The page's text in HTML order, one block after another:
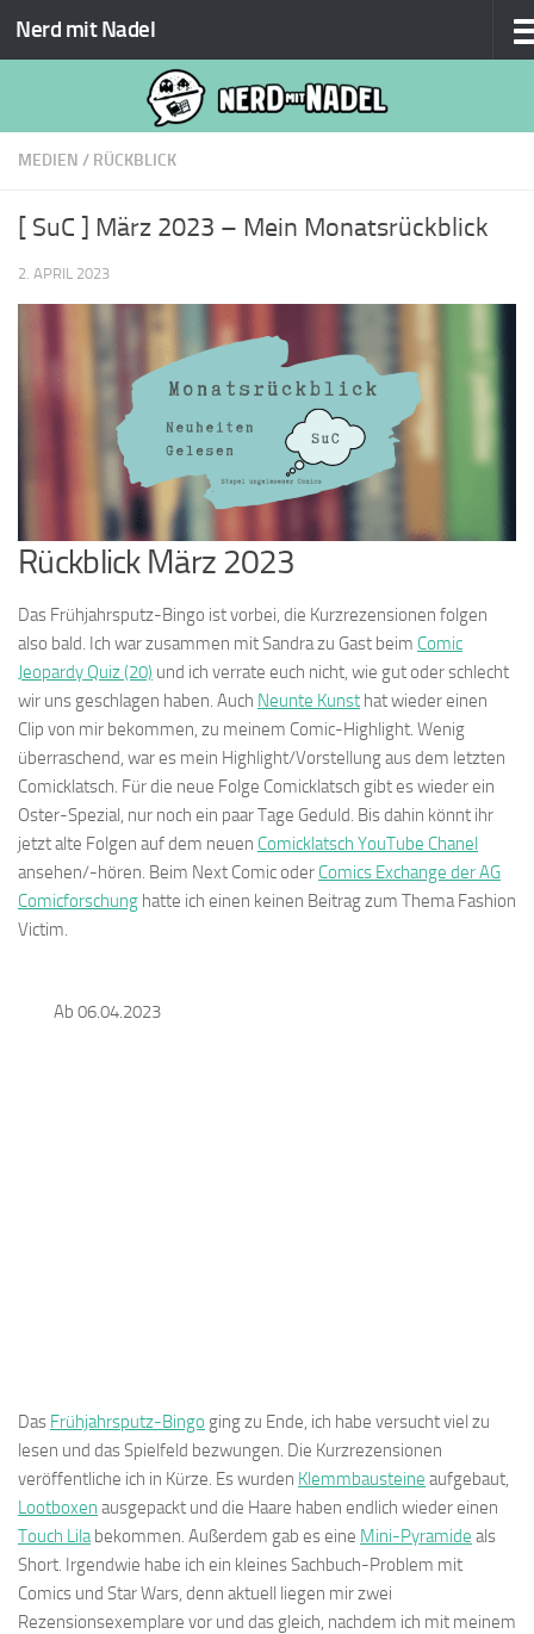
Zum Inhalt springen
Nerd mit Nadel
MEDIEN / RÜCKBLICK
[ SuC ] März 2023 – Mein Monatsrückblick
2. APRIL 2023
Rückblick März 2023
Das Frühjahrsputz-Bingo ist vorbei, die Kurzrezensionen folgen
also bald. Ich war zusammen mit Sandra zu Gast beim Comic
Jeopardy Quiz (20) und ich verrate euch nicht, wie gut oder schlecht
wir uns geschlagen haben. Auch Neunte Kunst hat wieder einen
Clip von mir bekommen, zu meinem Comic-Highlight. Wenig
überraschend, war es mein Highlight/Vorstellung aus dem letzten
Comicklatsch. Für die neue Folge Comicklatsch gibt es wieder ein
Oster-Spezial, nur noch ein paar Tage Geduld. Bis dahin könnt ihr
jetzt alte Folgen auf dem neuen Comicklatsch YouTube Chanel
ansehen/-hören. Beim Next Comic oder Comics Exchange der AG
Comicforschung hatte ich einen keinen Beitrag zum Thema Fashion
Victim.
Ab 06.04.2023
Das Frühjahrsputz-Bingo ging zu Ende, ich habe versucht viel zu
lesen und das Spielfeld bezwungen. Die Kurzrezensionen
veröffentliche ich in Kürze. Es wurden Klemmbausteine aufgebaut,
Lootboxen ausgepackt und die Haare haben endlich wieder einen
Touch Lilabekommen. Außerdem gab es eine Mini-Pyramide als
Short. Irgendwie habe ich ein kleines Sachbuch-Problem mit
Comics und Star Wars, denn aktuell liegen mir zwei
Rezensionsexemplare vor und das gleich, nachdem ich mit meinem